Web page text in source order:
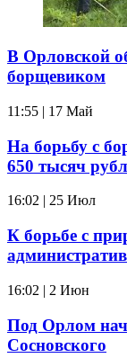
В Орловской
борщевиком
11:55 | 17 Май
На борьбу с
650 тысяч
16:02 | 25 Июл
К борьбе с
16:02 | 2 Июн
Под Орлом
Сосновского